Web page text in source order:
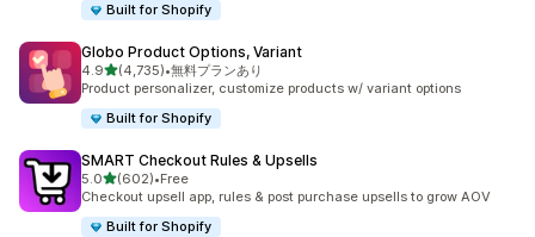
Built for Shopify
Globo Product Options, Variant
4.95つ星中
(4,735)
合計レビュー数：4735件
•無料プランあり
Product personalizer, customize products w/ variant options
Built for Shopify
SMART Checkout Rules & Upsells
5.05つ星中
(602)
合計レビュー数：602件
•Free
Checkout upsell app, rules & post purchase upsells to grow AOV
Built for Shopify